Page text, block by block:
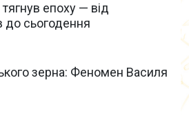
епоху — від
до сьогодення
зерна: Феномен Василя